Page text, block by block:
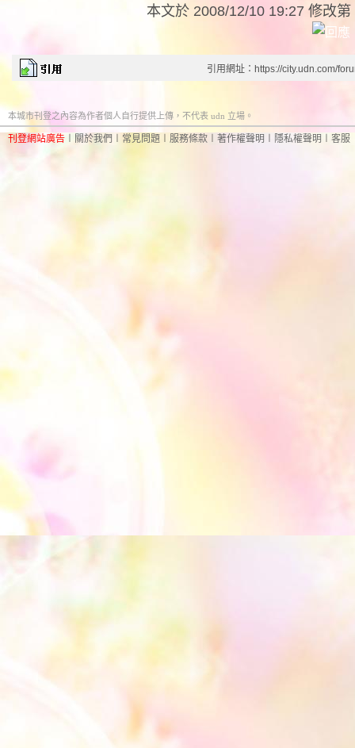
本文於 2008/12/10 19:27 修改第
引用網址：https://city.udn.com/
本城市刊登之內容為作者個人自行提供上傳，不代表 udn 立場。
刊登網站廣告 關於我們 常見問題 服務條款 著作權聲明 隱私權聲明 客服